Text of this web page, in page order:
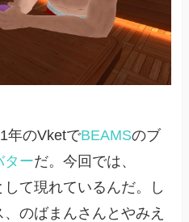
年のVketでBEAMSのブ
ターだ。今回では、
て現れているんだ。し
のばまんさんとやみえ